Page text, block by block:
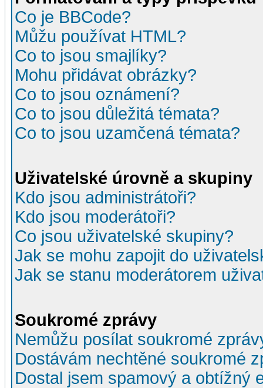
Co je BBCode?
Můžu používat HTML?
Co to jsou smajlíky?
Mohu přidávat obrázky?
Co to jsou oznámení?
Co to jsou důležitá témata?
Co to jsou uzamčená témata?
Uživatelské úrovně a skupiny
Kdo jsou administrátoři?
Kdo jsou moderátoři?
Co jsou uživatelské skupiny?
Jak se mohu zapojit do
Jak se stanu moderátorem
Soukromé zprávy
Nemůžu posílat soukromé
Dostávám nechtěné soukromé
Dostal jsem spamový a obtížný